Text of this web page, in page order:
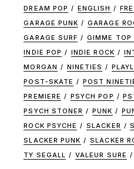
DREAM POP
ENGLISH
GARAGE PUNK
GARAGE
GARAGE SURF
GIMME TOP
INDIE POP
INDIE ROCK
MORGAN
NINETIES
POST-SKATE
POST
PREMIERE
PSYCH POP
PSYCH STONER
PUNK
ROCK PSYCHE
SLACKER
SLACKER PUNK
SLACKER
TY SEGALL
VALEUR SURE